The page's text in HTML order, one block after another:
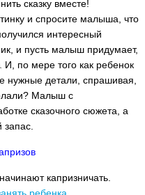
сказку вместе!
и спросите малыша, что
интересный
и пусть малыш придумает,
И, по мере того как ребенок
нужные детали, спрашивая,
Малыш с
сказочного сюжета, а
капризничать.
ребенка